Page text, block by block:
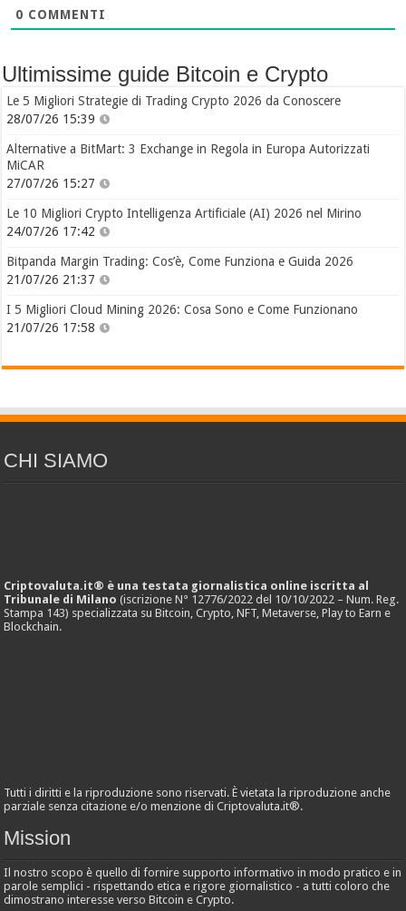
0 COMMENTI
Ultimissime guide Bitcoin e Crypto
Le 5 Migliori Strategie di Trading Crypto 2026 da Conoscere
28/07/26 15:39
Alternative a BitMart: 3 Exchange in Regola in Europa Autorizzati
MiCAR
27/07/26 15:27
Le 10 Migliori Crypto Intelligenza Artificiale (AI) 2026 nel Mirino
24/07/26 17:42
Bitpanda Margin Trading: Cos’è, Come Funziona e Guida 2026
21/07/26 21:37
I 5 Migliori Cloud Mining 2026: Cosa Sono e Come Funzionano
21/07/26 17:58
CHI SIAMO
Criptovaluta.it® è una testata giornalistica online iscritta al
Tribunale di Milano (iscrizione N° 12776/2022 del 10/10/2022 – Num. Reg.
Stampa 143) specializzata su Bitcoin, Crypto, NFT, Metaverse, Play to Earn e
Blockchain.
Tutti i diritti e la riproduzione sono riservati. È vietata la riproduzione anche
parziale senza citazione e/o menzione di Criptovaluta.it®.
Mission
Il nostro scopo è quello di fornire supporto informativo in modo pratico e in
parole semplici - rispettando etica e rigore giornalistico - a tutti coloro che
dimostrano interesse verso Bitcoin e Crypto.